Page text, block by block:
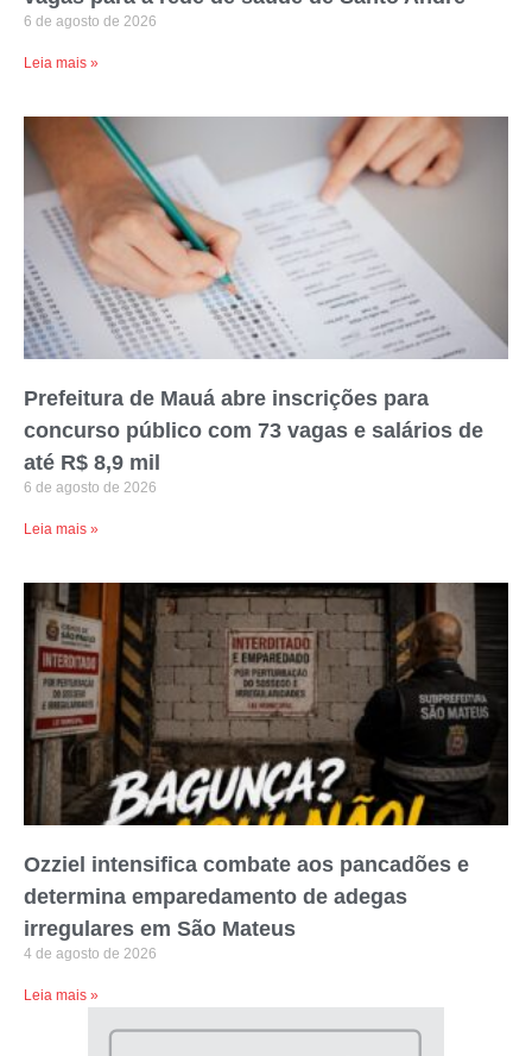
6 de agosto de 2026
Leia mais »
Prefeitura de Mauá abre inscrições para
concurso público com 73 vagas e salários de
até R$ 8,9 mil
6 de agosto de 2026
Leia mais »
Ozziel intensifica combate aos pancadões e
determina emparedamento de adegas
irregulares em São Mateus
4 de agosto de 2026
Leia mais »